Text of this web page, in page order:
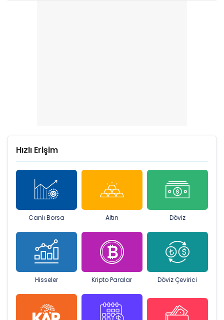
Hızlı Erişim
Canlı Borsa Altın Döviz
Hisseler Kripto Paralar Döviz Çevirici